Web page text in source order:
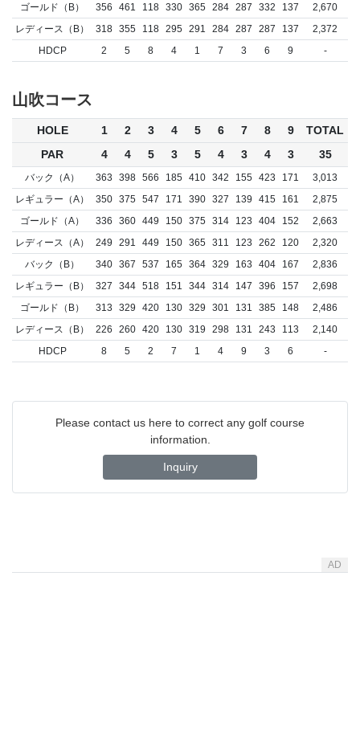
ゴールド（B）
356 461 118 330 365 284 287 332 137
2,670
レディース（B）
318 355 118 295 291 284 287 287 137
2,372
HDCP
2 5 8 4 1 7 3 6 9 -
山吹コース
HOLE 1 2 3 4 5 6 7 8 9
TOTAL
PAR
4 4 5 3 5 4 3 4 3 35
バック（A） 363 398 566 185 410 342 155 423 171
3,013
レギュラー（A）
350 375 547 171 390 327 139 415 161
2,875
ゴールド（A）
336 360 449 150 375 314 123 404 152
2,663
レディース（A）
249 291 449 150 365 311 123 262 120
2,320
バック（B）
340 367 537 165 364 329 163 404 167
2,836
レギュラー（B）
327 344 518 151 344 314 147 396 157
2,698
ゴールド（B）
313 329 420 130 329 301 131 385 148
2,486
レディース（B）
226 260 420 130 319 298 131 243 113
2,140
HDCP
8 5 2 7 1 4 9 3 6 -
Please contact us here to correct any golf course
information.
Inquiry
AD